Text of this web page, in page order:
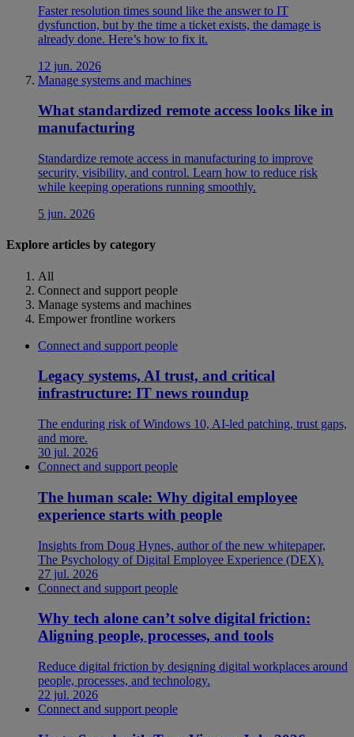
Faster resolution times sound like the answer to IT
dysfunction, but by the time a ticket exists, the damage is
already done. Here’s how to fix it.
12 jun. 2026
Manage systems and machines
What standardized remote access looks like in
manufacturing
Standardize remote access in manufacturing to improve
security, visibility, and control. Learn how to reduce risk
while keeping operations running smoothly.
5 jun. 2026
Explore articles by category
All
Connect and support people
Manage systems and machines
Empower frontline workers
Connect and support people
Legacy systems, AI trust, and critical
infrastructure: IT news roundup
The enduring risk of Windows 10, AI-led patching, trust gaps,
and more.
30 jul. 2026
Connect and support people
The human scale: Why digital employee
experience starts with people
Insights from Doug Hynes, author of the new whitepaper,
The Psychology of Digital Employee Experience (DEX).
27 jul. 2026
Connect and support people
Why tech alone can’t solve digital friction:
Aligning people, processes, and tools
Reduce digital friction by designing digital workplaces around
people, processes, and technology.
22 jul. 2026
Connect and support people